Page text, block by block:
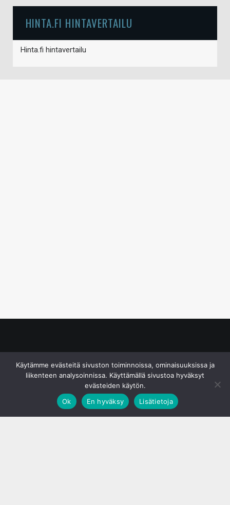
HINTA.FI HINTAVERTAILU
Hinta.fi hintavertailu
Käytämme evästeitä sivuston toiminnoissa, ominaisuuksissa ja
liikenteen analysoinnissa. Käyttämällä sivustoa hyväksyt
evästeiden käytön.
Ok
En hyväksy Lisätietoja